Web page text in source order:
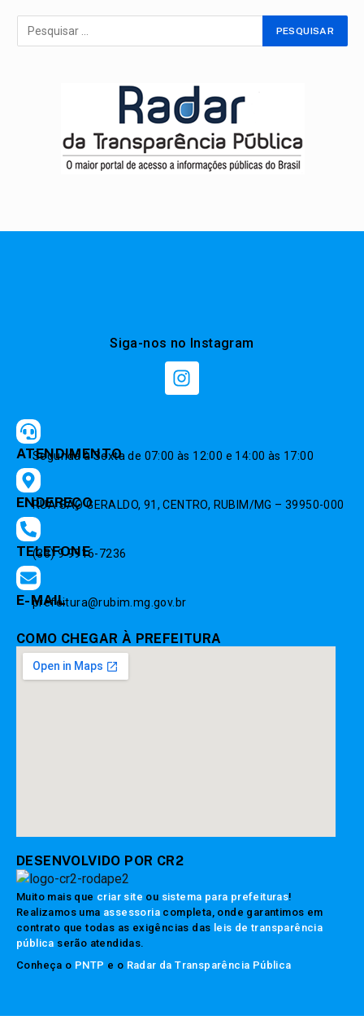
Siga-nos no Instagram
ATENDIMENTO
Segunda à Sexta de 07:00 às 12:00 e 14:00 às 17:00
ENDEREÇO
RUA SÃO GERALDO, 91, CENTRO, RUBIM/MG – 39950-000
TELEFONE
(33) 9 9916-7236
E-MAIL
prefeitura@rubim.mg.gov.br
COMO CHEGAR À PREFEITURA
DESENVOLVIDO POR CR2
Muito mais que criar site ou sistema para prefeituras!
Realizamos uma assessoria completa, onde garantimos em
contrato que todas as exigências das leis de transparência
pública serão atendidas.
Conheça o PNTP e o Radar da Transparência Pública